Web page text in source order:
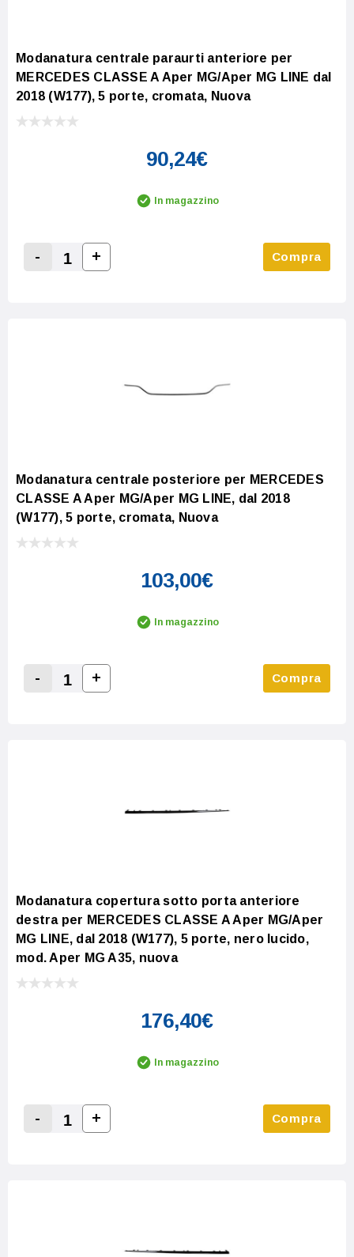
Modanatura centrale paraurti anteriore per
MERCEDES CLASSE A Aper MG/Aper MG LINE dal
2018 (W177), 5 porte, cromata, Nuova
90,24€
In magazzino
Decrease Quantity:
-
Increase Quantity:
+ Compra
Modanatura centrale posteriore per MERCEDES
CLASSE A Aper MG/Aper MG LINE, dal 2018
(W177), 5 porte, cromata, Nuova
103,00€
In magazzino
Decrease Quantity:
-
Increase Quantity:
+ Compra
Modanatura copertura sotto porta anteriore
destra per MERCEDES CLASSE A Aper MG/Aper
MG LINE, dal 2018 (W177), 5 porte, nero lucido,
mod. Aper MG A35, nuova
176,40€
In magazzino
Decrease Quantity:
-
Increase Quantity:
+ Compra